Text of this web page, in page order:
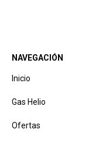
NAVEGACIÓN
Inicio
Gas Helio
Ofertas